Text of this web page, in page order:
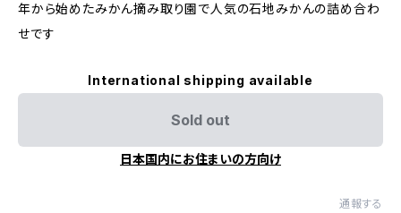
年から始めたみかん摘み取り園で人気の石地みかんの詰め合わ
せです
International shipping available
Sold out
日本国内にお住まいの方向け
通報する